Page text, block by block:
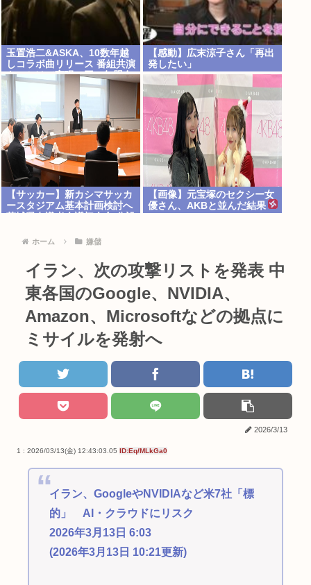
玉置浩二&ASKA、10数年越
しコラボ曲リリース 番組共演
きっかけで実現…同い年盟友
の完全合作
【感動】広末涼子さん「再出
発したい」
【サッカー】新カシマサッカ
ースタジアム基本計画検討へ
【画像】元宝塚のセクシー女
優さん、AKBと並んだ結果
ホーム 嫌儲
イラン、次の攻撃リストを発表 中
東各国のGoogle、NVIDIA、
Amazon、Microsoftなどの拠点に
ミサイルを発射へ
2026/3/13
1 : 2026/03/13(金) 12:43:03.05 ID:Eq/MLkGa0
イラン、GoogleやNVIDIAなど米7社「標
的」 AI・クラウドにリスク
2026年3月13日 6:03
(2026年3月13日 10:21更新)